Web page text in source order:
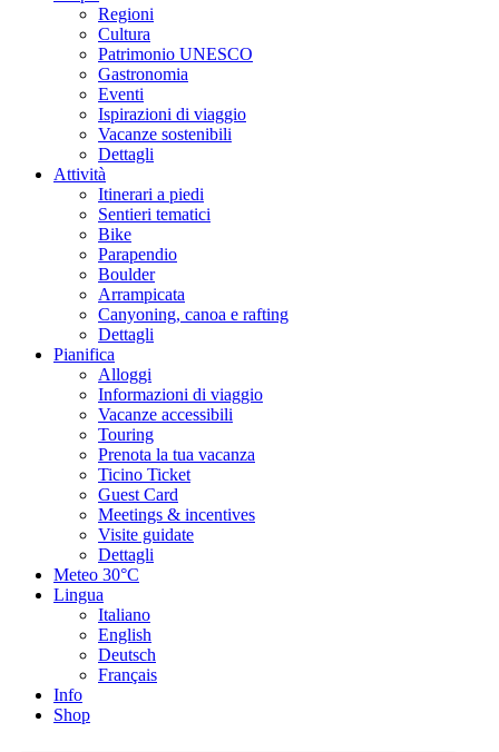
Regioni
Cultura
Patrimonio UNESCO
Gastronomia
Eventi
Ispirazioni di viaggio
Vacanze sostenibili
Dettagli
Attività
Itinerari a piedi
Sentieri tematici
Bike
Parapendio
Boulder
Arrampicata
Canyoning, canoa e rafting
Dettagli
Pianifica
Alloggi
Informazioni di viaggio
Vacanze accessibili
Touring
Prenota la tua vacanza
Ticino Ticket
Guest Card
Meetings & incentives
Visite guidate
Dettagli
Meteo 30°C
Lingua
Italiano
English
Deutsch
Français
Info
Shop